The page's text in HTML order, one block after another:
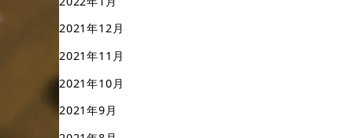
2021年12月
2021年11月
2021年10月
2021年9月